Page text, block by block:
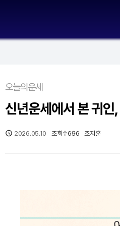
오늘의운세
신년운세에서 본 귀인
2026.05.10 조회수696 조지훈